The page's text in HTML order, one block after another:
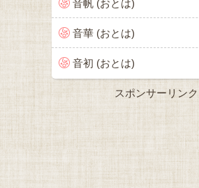
音帆 (おとは)
音華 (おとは)
音初 (おとは)
スポンサーリンク